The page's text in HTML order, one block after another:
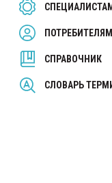
ПОТРЕБИТЕЛЯМ
СПРАВОЧНИК
СЛОВАРЬ